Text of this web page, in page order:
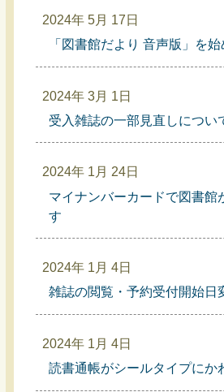
2024年 5月 17日
「図書館だより 音声版」を
2024年 3月 1日
受入雑誌の一部見直しについ
2024年 1月 24日
マイナンバーカードで図書館
す
2024年 1月 4日
雑誌の閲覧・予約受付開始日
2024年 1月 4日
読書通帳がシールタイプにか